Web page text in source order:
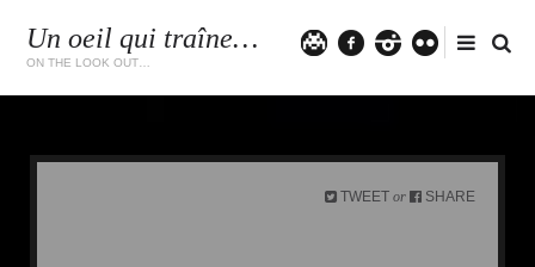
Un oeil qui traîne…
ON THE LOOK OUT…
TWEET or SHARE